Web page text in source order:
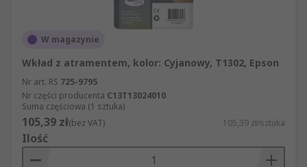
W magazynie
Wkład z atramentem, kolor: Cyjanowy, T1302, Epson
Nr art. RS 725-9795
Nr części producenta C13T13024010
Suma częściowa (1 sztuka)
105,39 zł(bez VAT) 105,39 zł/sztuka
Ilość